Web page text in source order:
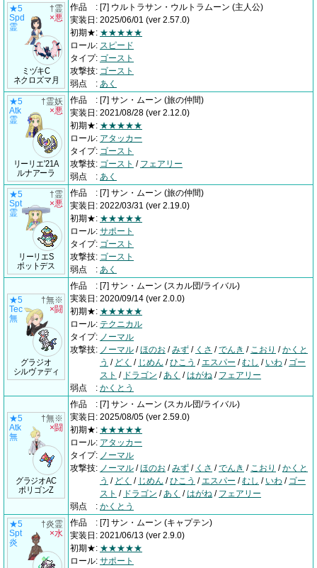
★5
Spd
霊
ミヅキC
ネクロズマ月
†霊
×悪
作品 : [7] ウルトラサン・ウルトラムーン (主人公)
実装日 : 2025/06/01 (ver 2.57.0)
初期★: ★★★★★
ロール: スピード
タイプ: ゴースト
攻撃技: ゴースト
弱点
: あく
★5
Atk
霊
リーリエ'21A
ルナアーラ
†霊妖
×悪
作品 : [7] サン・ムーン (旅の仲間)
実装日 : 2021/08/28 (ver 2.12.0)
初期★: ★★★★★
ロール: アタッカー
タイプ: ゴースト
攻撃技: ゴースト / フェアリー
弱点
: あく
★5
Spt
霊
リーリエS
ポットデス
†霊
×悪
作品 : [7] サン・ムーン (旅の仲間)
実装日 : 2022/03/31 (ver 2.19.0)
初期★: ★★★★★
ロール: サポート
タイプ: ゴースト
攻撃技: ゴースト
弱点
: あく
★5
Tec
無
グラジオ
シルヴァディ
†無※
×闘
作品 : [7] サン・ムーン (スカル団/ライバル)
実装日 : 2020/09/14 (ver 2.0.0)
初期★: ★★★★★
ロール: テクニカル
タイプ: ノーマル
攻撃技: ノーマル /ほのお /みず / くさ /でんき / こおり /かくと
う / どく / じめん /ひこう /エスパー /むし / いわ / ゴー
スト / ドラゴン /あく /はがね / フェアリー
弱点
: かくとう
★5
Atk
無
グラジオAC
ポリゴンZ
†無※
×闘
作品 : [7] サン・ムーン (スカル団/ライバル)
実装日 : 2025/08/05 (ver 2.59.0)
初期★: ★★★★★
ロール: アタッカー
タイプ: ノーマル
攻撃技: ノーマル /ほのお /みず / くさ /でんき / こおり /かくと
う / どく / じめん /ひこう /エスパー /むし / いわ / ゴー
スト / ドラゴン /あく /はがね / フェアリー
弱点
: かくとう
★5
Spt
炎
†炎霊
×水
作品 : [7] サン・ムーン (キャプテン)
実装日 : 2021/06/13 (ver 2.9.0)
初期★: ★★★★★
ロール: サポート